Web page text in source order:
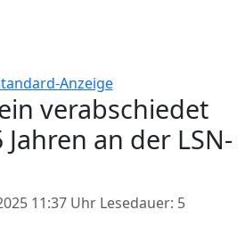
verabschiedet
an der LSN-
11:37 Uhr Lesedauer: 5